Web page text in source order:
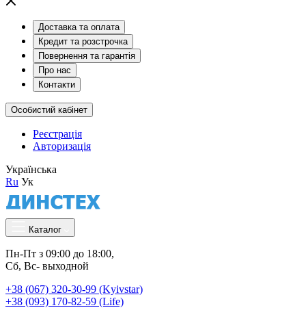
Доставка та оплата
Кредит та розстрочка
Повернення та гарантія
Про нас
Контакти
Особистий кабінет
Реєстрація
Авторизація
Українська
Ru Ук
Каталог
Пн-Пт з 09:00 до 18:00,
Сб, Вс- выходной
+38 (067) 320-30-99 (Kyivstar)
+38 (093) 170-82-59 (Life)